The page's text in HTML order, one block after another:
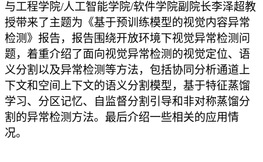
与工程学院/人工智能学院/软件学院副院长李泽超教
授带来了主题为《基于预训练模型的视觉内容异常
检测》报告，报告围绕开放环境下视觉异常检测问
题，着重介绍了面向视觉异常检测的视觉定位、语
义分割以及异常检测等方法，包括协同分析通道上
下文和空间上下文的语义分割模型，基于特征蒸馏
学习、分区记忆、自监督分割引导和非对称蒸馏分
割的异常检测方法。最后介绍一些相关的应用情
况。